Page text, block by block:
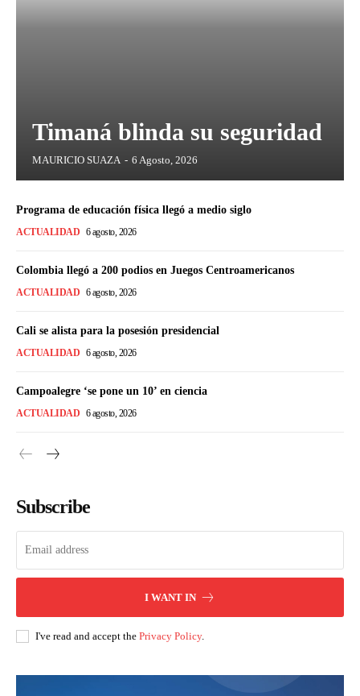
Timaná blinda su seguridad
MAURICIO SUAZA - 6 Agosto, 2026
Programa de educación física llegó a medio siglo
ACTUALIDAD 6 agosto, 2026
Colombia llegó a 200 podios en Juegos Centroamericanos
ACTUALIDAD 6 agosto, 2026
Cali se alista para la posesión presidencial
ACTUALIDAD 6 agosto, 2026
Campoalegre ‘se pone un 10’ en ciencia
ACTUALIDAD 6 agosto, 2026
Subscribe
I WANT IN
I've read and accept the Privacy Policy.